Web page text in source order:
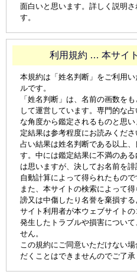
面白いと思います。詳しく説明
す。
利用規約 … 本サイ
本規約は「姓名判断」をご利用
ルです。
「姓名判断」は、名前の画数を
して運営しています。専門的な
な角度から鑑定されるものと思
定結果は参考程度にお読みくださ
占い結果は姓名判断である以上
す。中には鑑定結果に不満のあ
は思いますが、決してお名前を
自動計算によって得られたもので
また、本サイトの検索によって
謗又は中傷したり名誉を棄損する
サイト利用者が本ウェブサイト
発生したトラブルや損害につい
せん。
この規約にご同意いただけない
だくことはできませんのでご了承